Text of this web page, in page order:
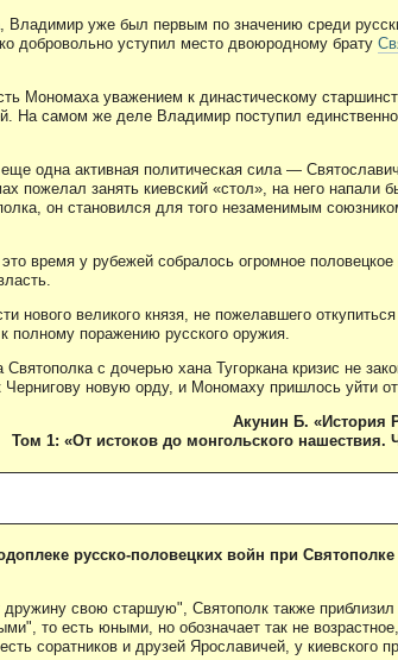
, Владимир уже был первым по значению среди
добровольно уступил место двоюродному брату
Мономаха уважением к династическому
На самом же деле Владимир поступил
одна активная политическая сила —
пожелал занять киевский «стол», на него напали
он становился для того незаменимым
время у рубежей собралось огромное
нового великого князя, не пожелавшего
полному поражению русского оружия.
с дочерью хана Тугоркана кризис не
новую орду, и Мономаху пришлось уйти
Акунин Б. «История
Том 1: «От истоков до монгольского нашествия.
русско-половецких войн при
дружину свою старшую", Святополк также
то есть юными, но обозначает так не
соратников и друзей Ярославичей, у киевского